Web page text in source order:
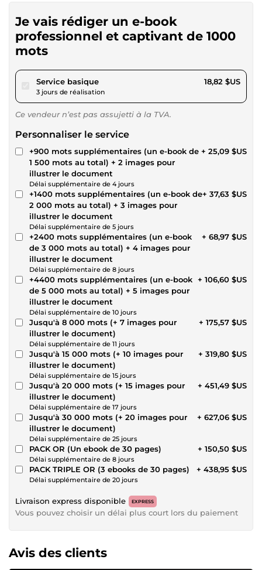
Je vais rédiger un e-book
professionnel et captivant de 1000
mots
Service basiquepour 17,34 $US
3 jours de réalisation
18,82 $US
Ce vendeur n’est pas assujetti à la TVA.
Personnaliser le service
+900 mots supplémentaires (un e-book de
1 500 mots au total) + 2 images pour
illustrer le document
Délai supplémentaire de 4 jours
+ 25,09 $US
+1400 mots supplémentaires (un e-book de
2 000 mots au total) + 3 images pour
illustrer le document
Délai supplémentaire de 5 jours
+ 37,63 $US
+2400 mots supplémentaires (un e-book
de 3 000 mots au total) + 4 images pour
illustrer le document
Délai supplémentaire de 8 jours
+ 68,97 $US
+4400 mots supplémentaires (un e-book
de 5 000 mots au total) + 5 images pour
illustrer le document
Délai supplémentaire de 10 jours
+ 106,60 $US
Jusqu'à 8 000 mots (+ 7 images pour
illustrer le document)
Délai supplémentaire de 11 jours
+ 175,57 $US
Jusqu'à 15 000 mots (+ 10 images pour
illustrer le document)
Délai supplémentaire de 15 jours
+ 319,80 $US
Jusqu'à 20 000 mots (+ 15 images pour
illustrer le document)
Délai supplémentaire de 17 jours
+ 451,49 $US
Jusqu'à 30 000 mots (+ 20 images pour
illustrer le document)
Délai supplémentaire de 25 jours
+ 627,06 $US
PACK OR (Un ebook de 30 pages)
Délai supplémentaire de 8 jours
+ 150,50 $US
PACK TRIPLE OR (3 ebooks de 30 pages)
Délai supplémentaire de 20 jours
+ 438,95 $US
Livraison express disponible EXPRESS
Vous pouvez choisir un délai plus court lors du paiement
Avis des clients